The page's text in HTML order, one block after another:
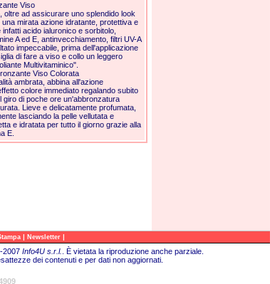
Viso
oltre ad assicurare uno splendido look
mirata azione idratante, protettiva e
acido ialuronico e sorbitolo,
A ed E, antinvecchiamento, filtri UV-A
impeccabile, prima dell'applicazione
di fare a viso e collo un leggero
Multivitaminico".
Viso Colorata
ambrata, abbina all'azione
colore immediato regalando subito
giro di poche ore un'abbronzatura
Lieve e delicatamente profumata,
lasciando la pelle vellutata e
e idratata per tutto il giorno grazie alla
E.
| Newsletter |
2007 Info4U s.r.l.
È vietata la riproduzione anche parziale.
dei contenuti e per dati non aggiornati.